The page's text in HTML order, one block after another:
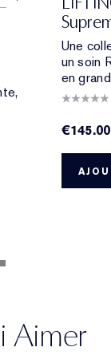
Une
un soin
en
€145.00
Aimer